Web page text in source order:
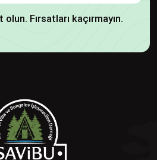
Fırsatları kaçırmayın.